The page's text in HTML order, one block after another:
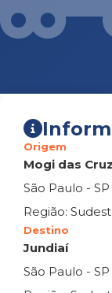
Origem
Mogi das
São Paulo - SP
Região:
Destino
Jundiaí
São Paulo - SP